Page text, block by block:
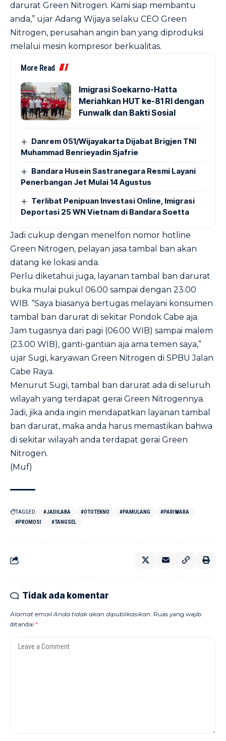
darurat Green Nitrogen. Kami siap membantu
anda,” ujar Adang Wijaya selaku CEO Green
Nitrogen, perusahan angin ban yang diproduksi
melalui mesin kompresor berkualitas.
More Read
Imigrasi Soekarno-Hatta
Meriahkan HUT ke-81 RI dengan
Funwalk dan Bakti Sosial
Danrem 051/Wijayakarta Dijabat Brigjen TNI
Muhammad Benrieyadin Sjafrie
Bandara Husein Sastranegara Resmi Layani
Penerbangan Jet Mulai 14 Agustus
Terlibat Penipuan Investasi Online, Imigrasi
Deportasi 25 WN Vietnam di Bandara Soetta
Jadi cukup dengan menelfon nomor hotline
Green Nitrogen, pelayan jasa tambal ban akan
datang ke lokasi anda.
Perlu diketahui juga, layanan tambal ban darurat
buka mulai pukul 06.00 sampai dengan 23.00
WIB. “Saya biasanya bertugas melayani konsumen
tambal ban darurat di sekitar Pondok Cabe aja.
Jam tugasnya dari pagi (06.00 WIB) sampai malem
(23.00 WIB), ganti-gantian aja ama temen saya,”
ujar Sugi, karyawan Green Nitrogen di SPBU Jalan
Cabe Raya.
Menurut Sugi, tambal ban darurat ada di seluruh
wilayah yang terdapat gerai Green Nitrogennya.
Jadi, jika anda ingin mendapatkan layanan tambal
ban darurat, maka anda harus memastikan bahwa
di sekitar wilayah anda terdapat gerai Green
Nitrogen.
(Muf)
TAGGED: #JADILABA #OTOTEKNO #PAMULANG
#PARIWARA
#PROMOSI
#TANGSEL
Tidak ada komentar
Alamat email Anda tidak akan dipublikasikan. Ruas yang wajib
ditandai *